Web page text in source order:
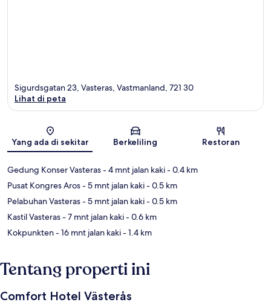
Peta
Sigurdsgatan 23, Vasteras, Vastmanland, 721 30
Lihat di peta
Yang ada di sekitar Berkeliling Restoran
Gedung Konser Vasteras- 4 mnt jalan kaki- 0.4 km
Pusat Kongres Aros- 5 mnt jalan kaki- 0.5 km
Pelabuhan Vasteras- 5 mnt jalan kaki- 0.5 km
Kastil Vasteras- 7 mnt jalan kaki- 0.6 km
Kokpunkten- 16 mnt jalan kaki- 1.4 km
Tentang properti ini
Comfort Hotel Västerås